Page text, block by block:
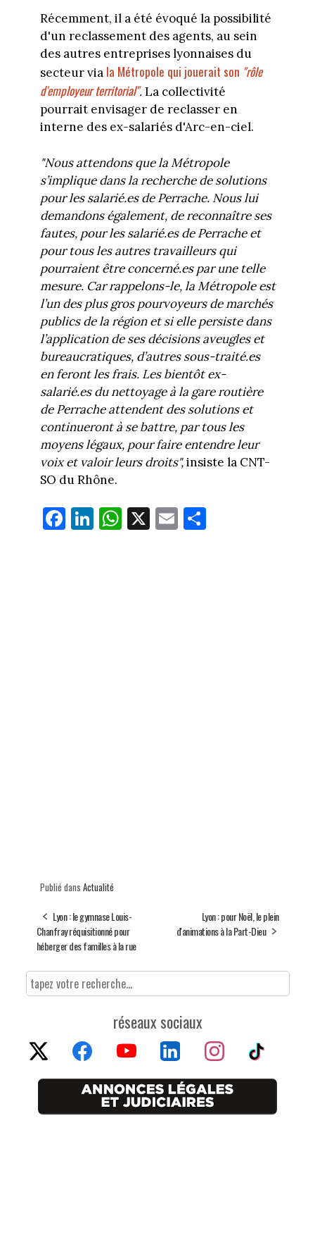
Récemment, il a été évoqué la possibilité
d'un reclassement des agents, au sein
des autres entreprises lyonnaises du
secteur via la Métropole qui jouerait son "rôle
d'employeur territorial".La collectivité
pourrait envisager de reclasser en
interne des ex-salariés d'Arc-en-ciel.
"Nous attendons que la Métropole
s’implique dans la recherche de solutions
pour les salarié.es de Perrache. Nous lui
demandons également, de reconnaître ses
fautes, pour les salarié.es de Perrache et
pour tous les autres travailleurs qui
pourraient être concerné.es par une telle
mesure. Car rappelons-le, la Métropole est
l’un des plus gros pourvoyeurs de marchés
publics de la région et si elle persiste dans
l’application de ses décisions aveugles et
bureaucratiques, d’autres sous-traité.es
en feront les frais. Les bientôt ex-
salarié.es du nettoyage à la gare routière
de Perrache attendent des solutions et
continueront à se battre, par tous les
moyens légaux, pour faire entendre leur
voix et valoir leurs droits",insiste la CNT-
SO du Rhône.
Fa
ce
Li
nk
W
ha
X E
m
Pa
Publié dans Actualité
Lyon : le gymnase Louis-
Chanfray réquisitionné pour
héberger des familles à la rue
Lyon : pour Noël, le plein
d'animations à la Part-Dieu
réseaux sociaux